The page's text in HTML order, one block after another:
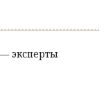
эксперты